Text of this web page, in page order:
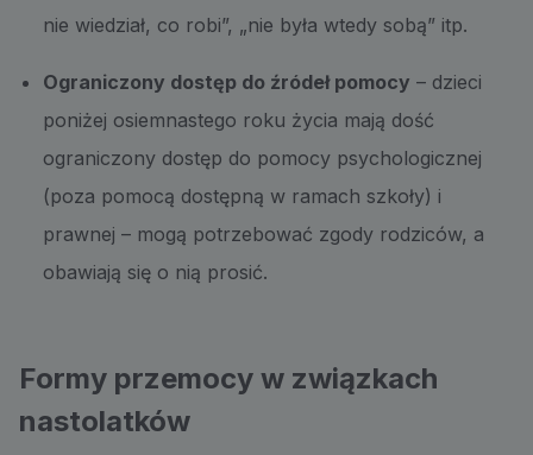
nie wiedział, co robi”, „nie była wtedy sobą” itp.
Ograniczony dostęp do źródeł pomocy – dzieci
poniżej osiemnastego roku życia mają dość
ograniczony dostęp do pomocy psychologicznej
(poza pomocą dostępną w ramach szkoły) i
prawnej – mogą potrzebować zgody rodziców, a
obawiają się o nią prosić.
Formy przemocy w związkach
nastolatków